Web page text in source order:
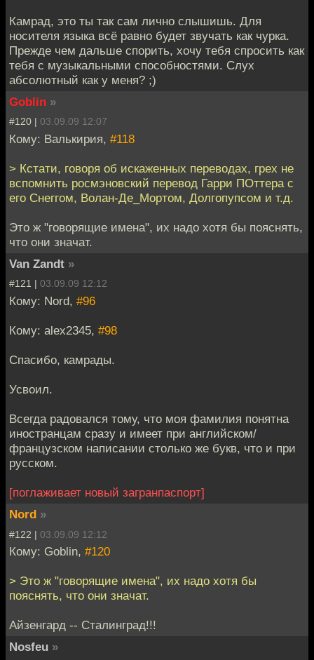
Камрад, это ты так сам лично слышишь. Для
носителя языка всё равно будет звучать как чурка.
Прежде чем дальше спорить, хочу тебя спросить как
тебя с музыкальными способностями. Слух
абсолютный как у меня? ;)
Goblin »
#120 | 03.09.09 12:07
Кому: Валькирия, #118
> Кстати, говоря об искаженных переводах, грех не
вспомнить росмэновский перевод Гарри ПОттера с
его Снеггом, Волан-Де_Мортом, Долгопупсом и т.д.
Это ж "говорящие имена", их надо хотя бы пояснять,
что они значат.
Van Zandt »
#121 | 03.09.09 12:12
Кому: Nord, #96
Кому: alex2345, #98
Спасибо, камрады.
Усвоил.
Всегда радовался тому, что моя фамилия понятна
иностранцам сразу и имеет при английском/
французском написании столько же букв, что и при
русском.
[поглаживает новый загранпаспорт]
Nord »
#122 | 03.09.09 12:12
Кому: Goblin, #120
> Это ж "говорящие имена", их надо хотя бы
пояснять, что они значат.
Айзенгард -- Сталинград!!!
Nosfeu »